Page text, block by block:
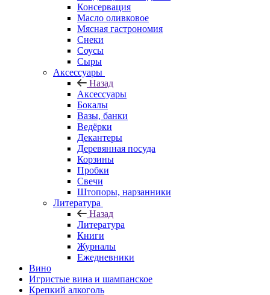
Консервация
Масло оливковое
Мясная гастрономия
Снеки
Соусы
Сыры
Аксессуары
Назад
Аксессуары
Бокалы
Вазы, банки
Ведёрки
Декантеры
Деревянная посуда
Корзины
Пробки
Свечи
Штопоры, нарзанники
Литература
Назад
Литература
Книги
Журналы
Ежедневники
Вино
Игристые вина и шампанское
Крепкий алкоголь